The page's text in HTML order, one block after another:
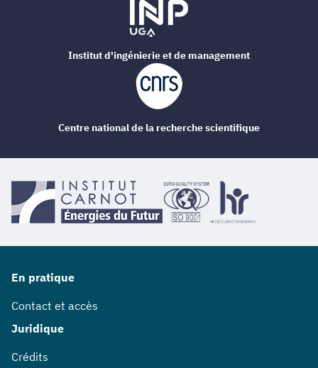
En pratique
Contact et accès
Juridique
Crédits
Institut d'ingénierie et de management
Centre national de la recherche scientifique